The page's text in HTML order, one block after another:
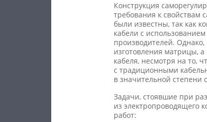
Конструкция
требования к
были известны, так как
кабели с
производителей.
изготовления матрицы,
кабеля, несмотря на то,
с традиционными
в значительной степени
Задачи, стоявшие при
из электропроводящего
работ: